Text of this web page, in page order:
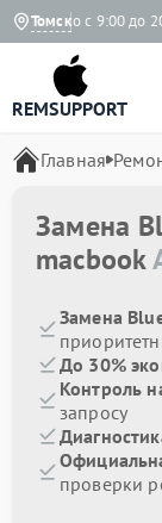
Томскс 9:00 до
REMSUPPORT
Главная
Замена
macbook
Замена
До 30%
Контроль
запросу
проверки